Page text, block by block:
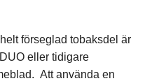
förseglad tobaksdel är
eller tidigare
Att använda en